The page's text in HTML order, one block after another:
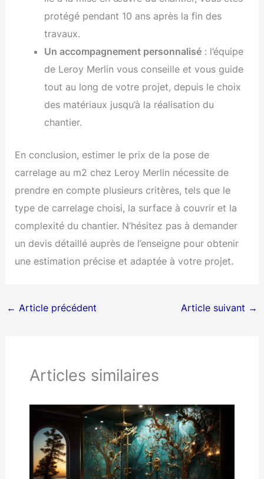
protégé pendant 10 ans après la fin des
travaux.
Un accompagnement personnalisé: l’équipe
de Leroy Merlin vous conseille et vous guide
tout au long de votre projet, depuis le choix
des matériaux jusqu’à la réalisation du
chantier.
En conclusion, estimer le prix de la pose de
carrelage au m2 chez Leroy Merlin nécessite de
prendre en compte plusieurs critères, tels que le
type de carrelage choisi, la surface à couvrir et la
complexité du chantier. N’hésitez pas à demander
un devis détaillé auprès de l’enseigne pour obtenir
une estimation précise et adaptée à votre projet.
← Article précédent Article suivant →
Articles similaires